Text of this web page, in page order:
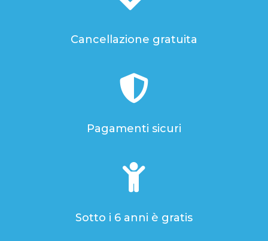
Cancellazione gratuita
Pagamenti sicuri
Sotto i 6 anni è gratis